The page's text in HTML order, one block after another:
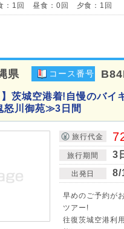
：1回 昼食：0回 夕食：1回
県 コース番号
】茨城空港着!自慢のバ
怒川御苑≫3日間
旅行代金
旅行期間 3
出発日 8/
早めのご予約が
ツアー!
往復茨城空港利